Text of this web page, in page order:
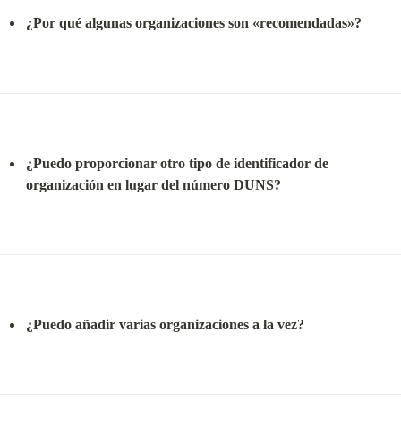
¿Por qué algunas organizaciones son «recomendadas»?
¿Puedo proporcionar otro tipo de identificador de
organización en lugar del número DUNS?
¿Puedo añadir varias organizaciones a la vez?